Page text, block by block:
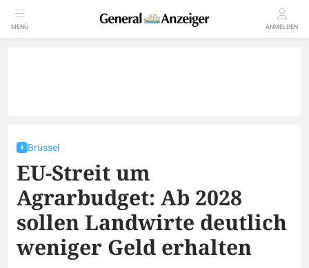
MENÜ ANMELDEN
Brüssel
EU-Streit um
Agrarbudget: Ab 2028
sollen Landwirte deutlich
weniger Geld erhalten